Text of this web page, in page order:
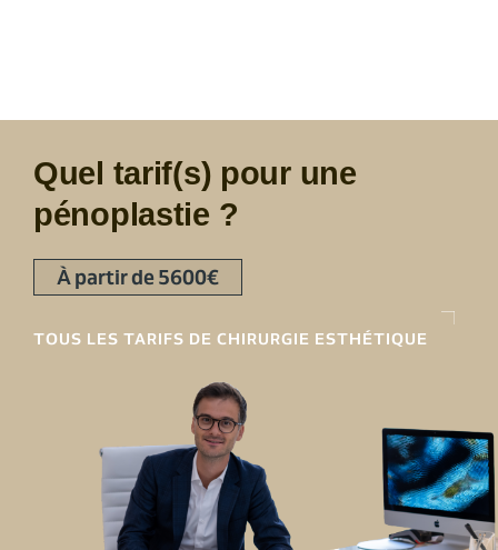
Quel tarif(s) pour une
pénoplastie ?
À partir de 5600€
TOUS LES TARIFS DE CHIRURGIE ESTHÉTIQUE